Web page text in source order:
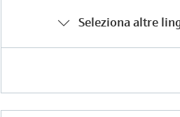
Seleziona altre